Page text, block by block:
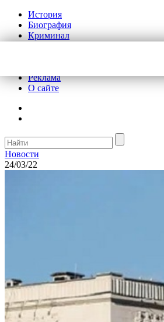
История
Биография
Криминал
Реклама
О сайте
Новости
24/03/22